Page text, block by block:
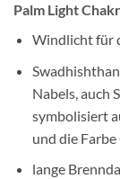
Palm Light
Windlicht für
Nabels, auch
symbolisiert
und die Farbe
lange